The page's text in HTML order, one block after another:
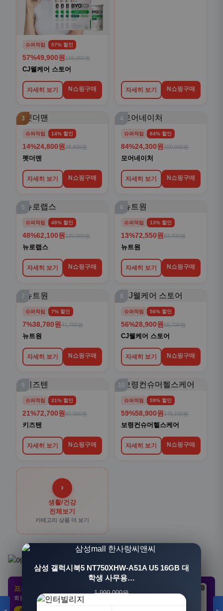
슈퍼적립 57% 할인
57%49,900원 116,000원
CJ웰케어 스토어
자세히 보기 N쇼핑구매 자세히 보기 N쇼핑구매
3
슈퍼적립 14% 할인
14%24,800원 28,800원
펫더맨
자세히 보기 N쇼핑구매
4
슈퍼적립 84% 할인
84%24,300원 150,000원
모어네이처
자세히 보기 N쇼핑구매
5
슈퍼적립 48% 할인
48%62,100원 120,000원
뉴로랩스
자세히 보기 N쇼핑구매
6
슈퍼적립 13% 할인
13%72,550원 83,400원
뉴트원
자세히 보기 N쇼핑구매
7
슈퍼적립 7% 할인
7%38,780원 41,700원
뉴트원
자세히 보기 N쇼핑구매
8
슈퍼적립 56% 할인
56%28,900원 65,700원
CJ웰케어 스토어
자세히 보기 N쇼핑구매
9
슈퍼적립 21% 할인
21%72,700원 92,000원
키즈텐
자세히 보기 N쇼핑구매
10
슈퍼적립 59% 할인
59%58,900원 145,100원
보령컨슈머헬스케어
자세히 보기 N쇼핑구매
›
생활/건강
전체보기
카테고리 상품 더 보기
프리미엄 제휴 사이트
회원 전용 특가 · 놓치면 손해
광고
[3+1] 동국제약 마이핏 V 활성엽산 임신준비 임산
부영양 30정, 4개
100,000원
삼성 갤럭시북5 NT750XHW-A51A U5 16GB 대
학생 사무용…
1,999,000원